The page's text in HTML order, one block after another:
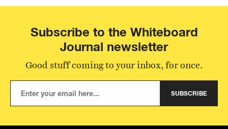
Subscribe to the Whiteboard
Journal newsletter
Good stuff coming to your inbox, for once.
SUBSCRIBE